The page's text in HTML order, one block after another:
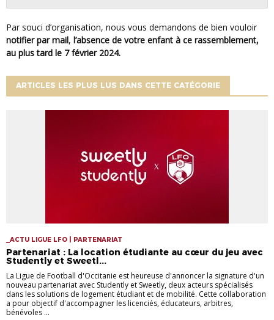
Par souci d’organisation, nous vous demandons de bien vouloir
notifier par mail, l’absence de votre enfant à ce rassemblement,
au plus tard le 7 février 2024.
ARTICLES LES PLUS LUS DANS CETTE CATÉGORIE
_ACTU LIGUE LFO | PARTENARIAT
Partenariat : La location étudiante au cœur du jeu avec
Studently et Sweetl...
La Ligue de Football d'Occitanie est heureuse d'annoncer la signature d'un
nouveau partenariat avec Studently et Sweetly, deux acteurs spécialisés
dans les solutions de logement étudiant et de mobilité. Cette collaboration
a pour objectif d'accompagner les licenciés, éducateurs, arbitres,
bénévoles ...